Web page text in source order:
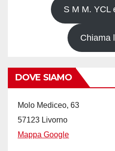
S M M. YCL
Chiama
DOVE SIAMO
Molo Mediceo, 63
57123 Livorno
Mappa Google